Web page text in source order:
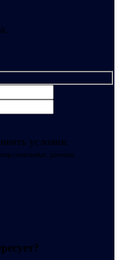
условия:
данных